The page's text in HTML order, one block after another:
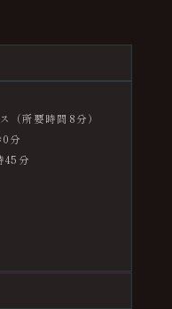
所要時間8分）
分
分